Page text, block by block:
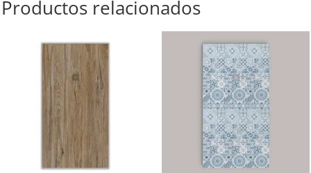
Productos relacionados